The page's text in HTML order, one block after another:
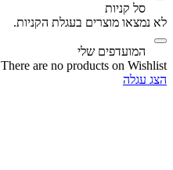
סל קניות‬
לא נמצאו מוצרים בעגלת הקניות.
המועדפים שלי
There are no products on Wishlist!
הצג עגלה